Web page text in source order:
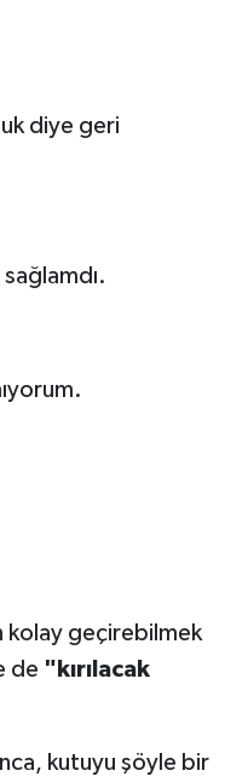
diye geri
kolay geçirebilmek
de "kırılacak
kutuyu şöyle bir